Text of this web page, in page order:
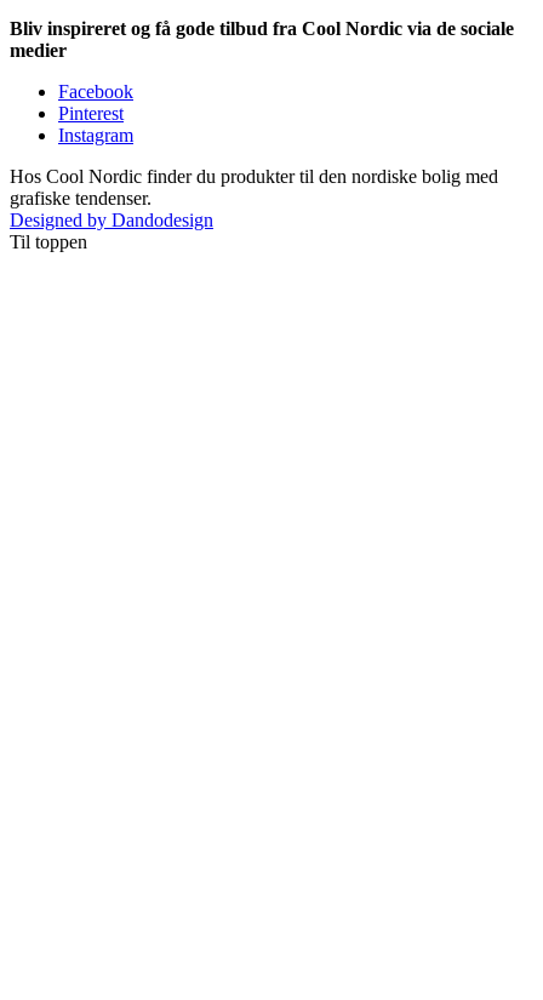
Bliv inspireret og få gode tilbud fra Cool Nordic via de sociale
medier
Facebook
Pinterest
Instagram
Hos Cool Nordic finder du produkter til den nordiske bolig med
grafiske tendenser.
Designed by Dandodesign
Til toppen